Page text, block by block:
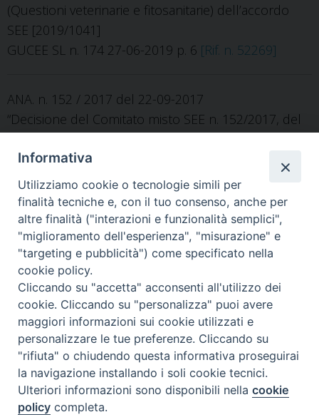
(Questioni veterinarie e fitosanitarie) dell’accordo
SEE [2019/1041]
GUCEE SL n. 174 27-06-2019 p. 6 [Rif. n. 52269]
ANA. n. 152 / 2017 del 22-09-2017
“Decisione del Comitato misto SEE n. 152/2017, del
(Questioni veterinarie e fitosanitarie) dell’accordo
SEE [2019/1040]
GUCEE SL n. 174 27-06-2019 p. 4-5[Rif. n. 52268]
ANA. n. 151 / 2017 del 22-09-2017
“Decisione del Comitato misto SEE n. 151/2017, del
22 settembre 2017, che modifica l’allegato I
(Questioni veterinarie e fitosanitarie) dell’accordo
SEE [2019/1039]
GUCEE SL n. 174 27-06-2019 p. 3[Rif. n. 52267]
Informativa
Utilizziamo cookie o tecnologie simili per
finalità tecniche e, con il tuo consenso, anche per
altre finalità ("interazioni e funzionalità semplici",
"miglioramento dell'esperienza", "misurazione" e
"targeting e pubblicità") come specificato nella
cookie policy.
Cliccando su "accetta" acconsenti all'utilizzo dei
cookie. Cliccando su "personalizza" puoi avere
maggiori informazioni sui cookie utilizzati e
personalizzare le tue preferenze. Cliccando su
"rifiuta" o chiudendo questa informativa proseguirai
la navigazione installando i soli cookie tecnici.
Ulteriori informazioni sono disponibili nellacookie
policy completa.